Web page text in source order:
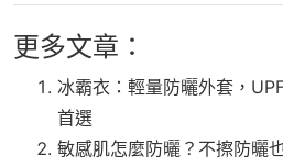
更多文章：
冰霸衣：輕量防曬外套，
首選
敏感肌怎麼防曬？不擦防曬